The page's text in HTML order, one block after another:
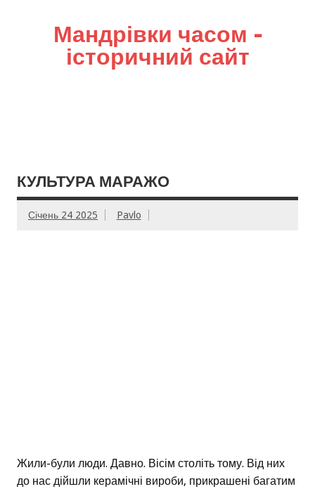
Мандрівки часом –
історичний сайт
КУЛЬТУРА МАРАЖО
Січень 24 2025 Pavlo
Жили-були люди. Давно. Вісім століть тому. Від них
до нас дійшли керамічні вироби, прикрашені багатим